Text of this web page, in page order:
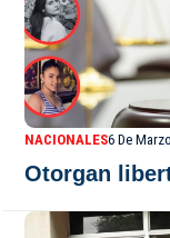
NACIONALES6 De
Otorgan